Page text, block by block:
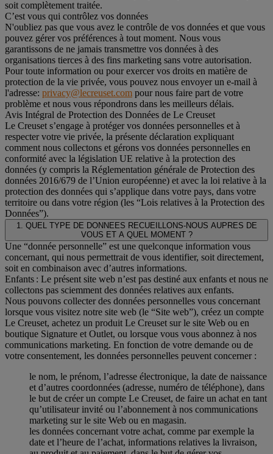
soit complètement traitée.
C’est vous qui contrôlez vos données
N'oubliez pas que vous avez le contrôle de vos données et que vous
pouvez gérer vos préférences à tout moment. Nous vous
garantissons de ne jamais transmettre vos données à des
organisations tierces à des fins marketing sans votre autorisation.
Pour toute information ou pour exercer vos droits en matière de
protection de la vie privée, vous pouvez nous envoyer un e-mail à
l'adresse: privacy@lecreuset.com pour nous faire part de votre
problème et nous vous répondrons dans les meilleurs délais.
Avis Intégral de Protection des Données de Le Creuset
Le Creuset s’engage à protéger vos données personnelles et à
respecter votre vie privée, la présente déclaration expliquant
comment nous collectons et gérons vos données personnelles en
conformité avec la législation UE relative à la protection des
données (y compris la Réglementation générale de Protection des
données 2016/679 de l’Union européenne) et avec la loi relative à la
protection des données qui s’applique dans votre pays, dans votre
territoire ou dans votre région (les “Lois relatives à la Protection des
Données”).
1. QUEL TYPE DE DONNEES RECUEILLONS-NOUS AUPRES DE
VOUS ET A QUEL MOMENT ?
Une “donnée personnelle” est une quelconque information vous
concernant, qui nous permettrait de vous identifier, soit directement,
soit en combinaison avec d’autres informations.
Enfants : Le présent site web n’est pas destiné aux enfants et nous ne
collectons pas sciemment des données relatives aux enfants.
Nous pouvons collecter des données personnelles vous concernant
lorsque vous visitez notre site web (le “Site web”), créez un compte
Le Creuset, achetez un produit Le Creuset sur le site Web ou en
boutique Signature et Outlet, ou lorsque vous vous abonnez à nos
communications marketing. En fonction de votre demande ou de
votre consentement, les données personnelles peuvent concerner :
le nom, le prénom, l’adresse électronique, la date de naissance
et d’autres coordonnées (adresse, numéro de téléphone), dans
le but de créer un compte Le Creuset, de faire un achat en tant
qu’utilisateur invité ou l’abonnement à nos communications
marketing sur le site Web ou en magasin.
les données concernant votre achat, comme par exemple la
date et l’heure de l’achat, informations relatives la livraison,